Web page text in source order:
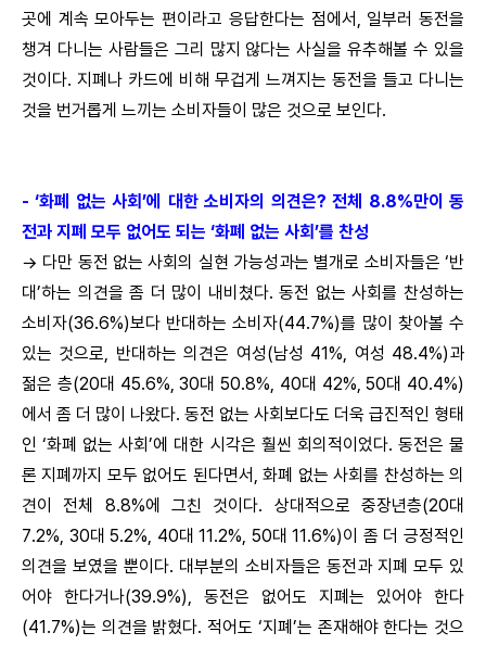
곳에 계속 모아두는 편이라고 응답한다는 점에서, 일부러 동전을
챙겨 다니는 사람들은 그리 많지 않다는 사실을 유추해볼 수 있을
것이다. 지폐나 카드에 비해 무겁게 느껴지는 동전을 들고 다니는
것을 번거롭게 느끼는 소비자들이 많은 것으로 보인다.
- ‘화폐 없는 사회’에 대한 소비자의 의견은? 전체 8.8%만이 동
전과 지폐 모두 없어도 되는 ‘화폐 없는 사회’를 찬성
→ 다만 동전 없는 사회의 실현 가능성과는 별개로 소비자들은 ‘반
대’하는 의견을 좀 더 많이 내비쳤다. 동전 없는 사회를 찬성하는
소비자(36.6%)보다 반대하는 소비자(44.7%)를 많이 찾아볼 수
있는 것으로, 반대하는 의견은 여성(남성 41%, 여성 48.4%)과
젊은 층(20대 45.6%, 30대 50.8%, 40대 42%, 50대 40.4%)
에서 좀 더 많이 나왔다. 동전 없는 사회보다도 더욱 급진적인 형태
인 ‘화폐 없는 사회’에 대한 시각은 훨씬 회의적이었다. 동전은 물
론 지폐까지 모두 없어도 된다면서, 화폐 없는 사회를 찬성하는 의
견이 전체 8.8%에 그친 것이다. 상대적으로 중장년층(20대
7.2%, 30대 5.2%, 40대 11.2%, 50대 11.6%)이 좀 더 긍정적인
의견을 보였을 뿐이다. 대부분의 소비자들은 동전과 지폐 모두 있
어야 한다거나(39.9%), 동전은 없어도 지폐는 있어야 한다
(41.7%)는 의견을 밝혔다. 적어도 ‘지폐’는 존재해야 한다는 것으